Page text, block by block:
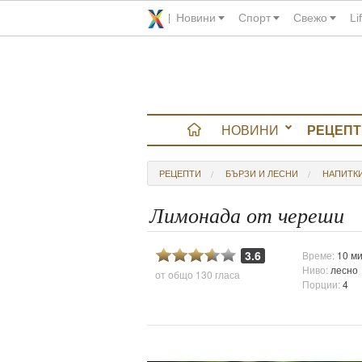
Новини Спорт Свежо
НОВИНИ
РЕЦЕПТИ БЪРЗИ И ЛЕСНИ
Лимонада от череши
3.6
от общо 130 гласа
Време: 10
Ниво: лесно
Порции:4